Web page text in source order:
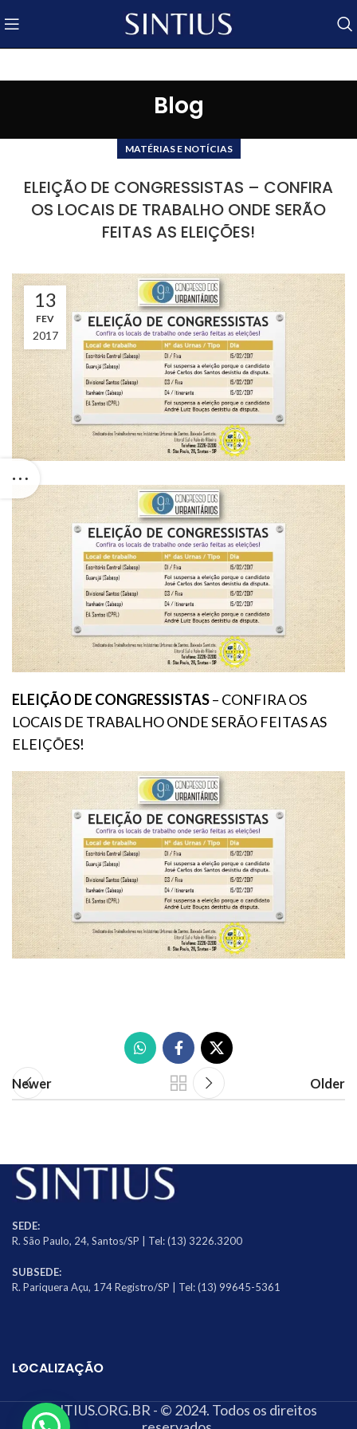
Blog
MATÉRIAS E NOTÍCIAS
ELEIÇÃO DE CONGRESSISTAS – CONFIRA
OS LOCAIS DE TRABALHO ONDE SERÃO
FEITAS AS ELEIÇÕES!
13
FEV
2017
ELEIÇÃO DE CONGRESSISTAS– CONFIRA OS
LOCAIS DE TRABALHO ONDE SERÃO FEITAS AS
ELEIÇÕES!
Newer Older
SEDE:
R. São Paulo, 24, Santos/SP | Tel: (13) 3226.3200
SUBSEDE:
R. Pariquera Açu, 174 Registro/SP | Tel: (13) 99645-5361
LOCALIZAÇÃO
SINTIUS.ORG.BR - © 2024. Todos os direitos